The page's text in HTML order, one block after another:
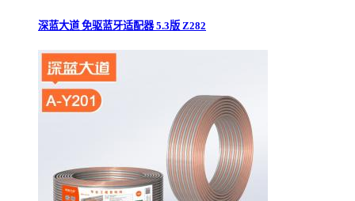
深蓝大道 免驱蓝牙适配器 5.3版 Z282